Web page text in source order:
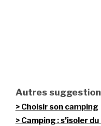
Autres
Choisir son camping
Camping : s’isoler